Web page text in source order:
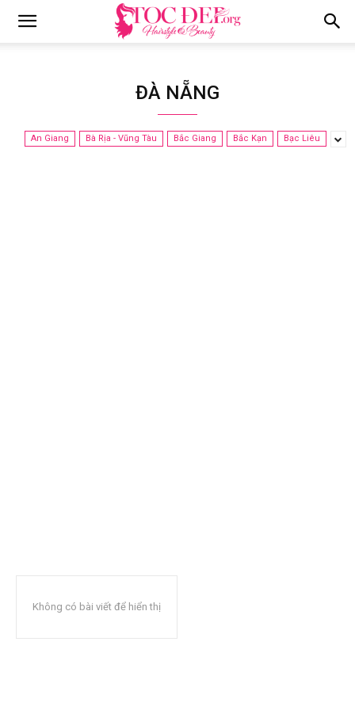
ĐÀ NẴNG
An Giang Bà Rịa - Vũng Tàu Bắc Giang Bắc Kạn Bạc Liêu
Không có bài viết để hiển thị